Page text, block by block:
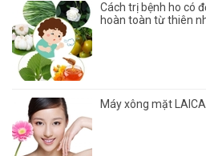
Cách trị bệnh ho có
hoàn toàn từ thiên
Máy xông mặt